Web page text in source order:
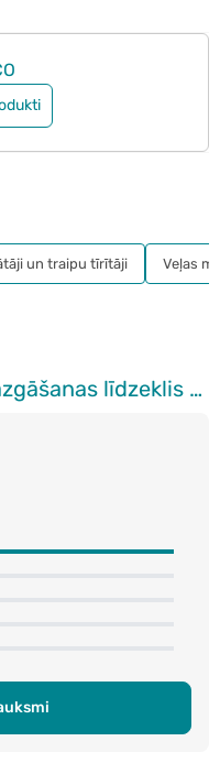
Atsauksmes SEAL ECO Mazgāšanas līdzeklis krāsainai veļai, 2l
un traipu tīrītāji Veļas